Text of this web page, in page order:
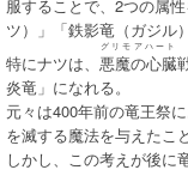
服することで、2つの属
ツ）」「鉄影竜（ガジル
特にナツは、 悪魔の心臓
グリモアハート
炎竜」になれる。
元々は400年前の竜王祭
を滅する魔法を与えたこ
しかし、この考えが後に